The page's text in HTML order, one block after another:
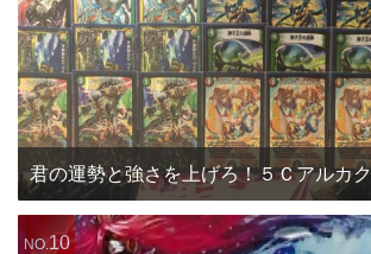
君の運勢と強さを上げろ！５Ｃアルカ
NO. 10